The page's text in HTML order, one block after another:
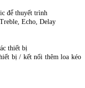
để thuyết trình
Echo, Delay
thiết bị
bị / kết nối thêm loa kéo